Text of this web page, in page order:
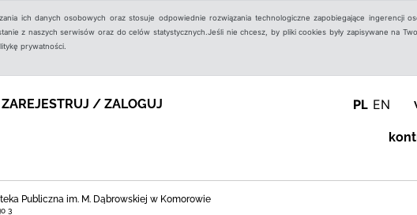
ich danych osobowych oraz stosuje odpowiednie rozwiązania technologiczne zapobiegające ingerencji
z naszych serwisów oraz do celów statystycznych.Jeśli nie chcesz, by pliki cookies były zapisywane na
prywatności.
ZAREJESTRUJ / ZALOGUJ PL EN
Publiczna im. M. Dąbrowskiej w Komorowie
3